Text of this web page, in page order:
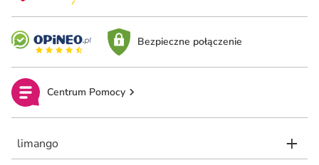
Bezpieczne połączenie
Centrum Pomocy
limango